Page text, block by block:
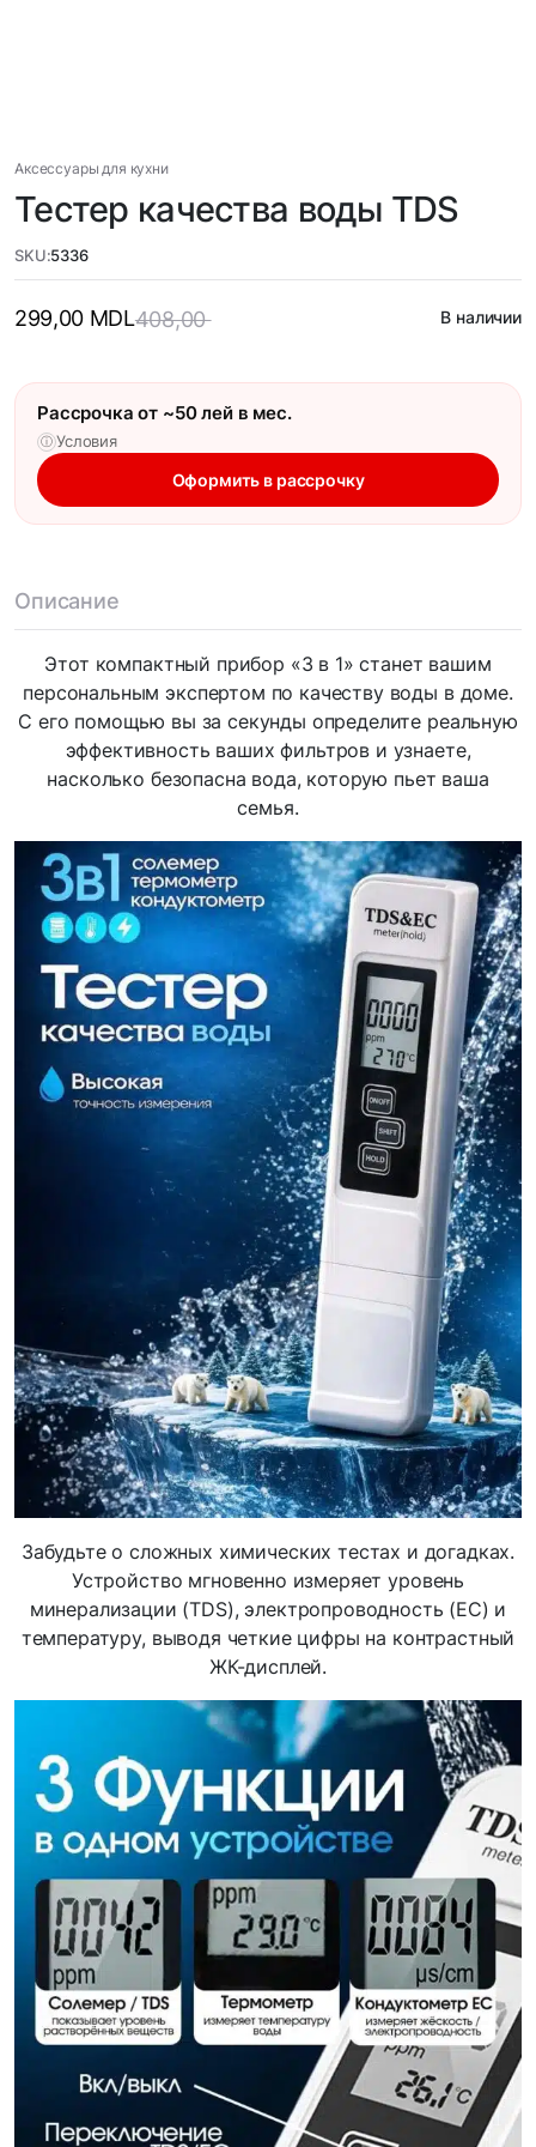
Аксессуары для кухни
Тестер качества воды TDS
SKU:5336
408,00
299,00 MDL В наличии
Рассрочка от ~50 лей в мес.
ⓘ Условия
Оформить в рассрочку
Описание
Этот компактный прибор «3 в 1» станет вашим
персональным экспертом по качеству воды в доме.
С его помощью вы за секунды определите реальную
эффективность ваших фильтров и узнаете,
насколько безопасна вода, которую пьет ваша
семья.
Забудьте о сложных химических тестах и догадках.
Устройство мгновенно измеряет уровень
минерализации (TDS), электропроводность (EC) и
температуру, выводя четкие цифры на контрастный
ЖК-дисплей.